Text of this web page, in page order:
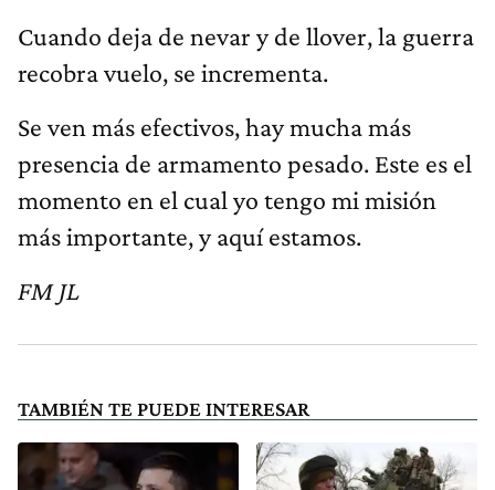
Cuando deja de nevar y de llover, la guerra
recobra vuelo, se incrementa.
Se ven más efectivos, hay mucha más
presencia de armamento pesado. Este es el
momento en el cual yo tengo mi misión
más importante, y aquí estamos.
FM JL
TAMBIÉN TE PUEDE INTERESAR